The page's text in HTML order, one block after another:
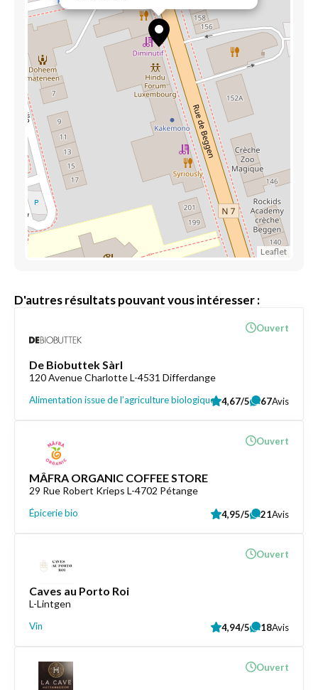
Leaflet
D'autres résultats pouvant vous intéresser :
De Biobuttek Sàrl
120 Avenue Charlotte L-4531 Differdange
Alimentation issue de l’agriculture biologique
Ouvert
4,67/5 67Avis
MÂFRA ORGANIC COFFEE STORE
29 Rue Robert Krieps L-4702 Pétange
Épicerie bio
Ouvert
4,95/5 21Avis
Caves au Porto Roi
L-Lintgen
Vin
Ouvert
4,94/5 18Avis
Ouvert